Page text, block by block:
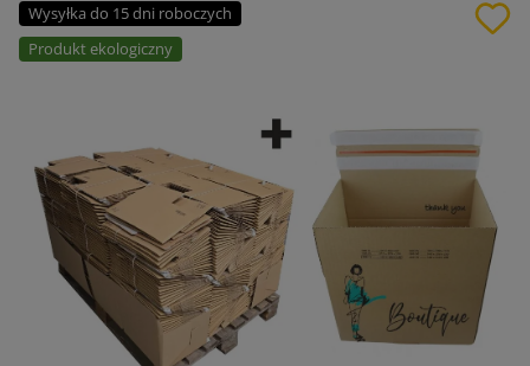
Wysyłka do 15 dni roboczych
Produkt ekologiczny